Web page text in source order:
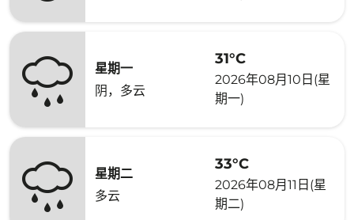
星期一
阴，多云
31°C
2026年08月10日(星
期一)
星期二
多云
33°C
2026年08月11日(星
期二)